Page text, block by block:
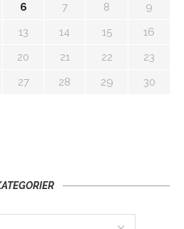
6 7 8
9
13 14 15
16
20 21 22
23
27 28 29
30